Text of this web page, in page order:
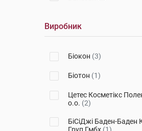
Виробник
Біокон (3)
Біотон (1)
Цетес Косметікс
о.о. (2)
БіСіДжі Баден-Баден